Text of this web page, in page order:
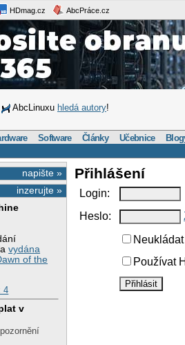
HDmag.cz AbcPráce.cz
AbcLinuxu hledá autory!
Software Články Učebnice
napište »
inzerujte »
vydána
of the
4
v
Přihlášení
Login:
Heslo:
Používat